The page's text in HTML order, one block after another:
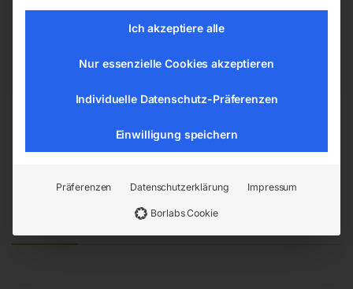
4911 Ried/Tumeltsham
office@elmag.at
Österreich
Ähnliche Produkte
Ich akzeptiere alle
Nur essenzielle Cookies akzeptieren
Individuelle Datenschutz-Präferenzen
Einwilligung speichern
Präferenzen Datenschutzerklärung Impressum
Borlabs Cookie